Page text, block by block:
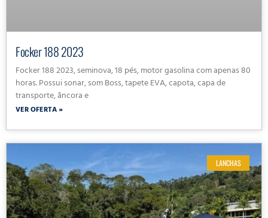
Focker 188 2023
Focker 188 2023, seminova, 18 pés, motor gasolina com apenas 80
horas. Possui sonar, som Boss, tapete EVA, capota, capa de
transporte, âncora e
VER OFERTA »
LANCHAS